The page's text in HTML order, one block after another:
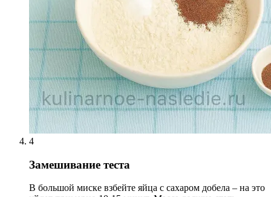
4
Замешивание теста
В большой миске взбейте яйца с сахаром добела – на это